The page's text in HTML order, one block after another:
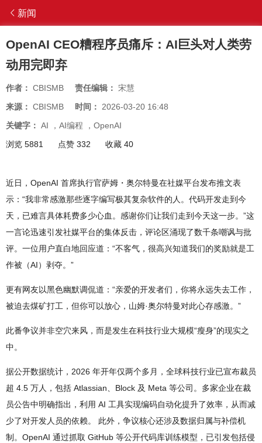
新闻
OpenAI CEO糟程序员痛斥：AI巨头对人类劳
动用完即弃
作者： CBISMB 责任编辑： 宋慧
来源： CBISMB 时间： 2026-03-20 16:48
关键字： AI ， AI编程 ， OpenAI
浏览 5881
点赞 332 收藏 40
近日，OpenAI 首席执行官萨姆・奥尔特曼在社媒平台发布推文表
示：“我非常感激那些逐字编写极其复杂软件的人。代码开发走到今
天，已难言具体耗费多少心血。感谢你们让我们走到今天这一步。”这
一言论迅速引发社媒平台的集体反击，评论区涌现了数千条嘲讽与批
评。一位用户直白地回应道：“不客气，很高兴知道我们的奖励就是工
作被（AI）剥夺。”
更有网友以黑色幽默调侃道：“亲爱的开发者们，你将永远失去工作，
被迫去煤矿打工，但你可以放心，山姆·奥尔特曼对此心存感激。”
此番争议并非空穴来风，而是发生在科技行业大规模“瘦身”的现实之
中。
据公开数据统计，2026 年开年仅两个多月，全球科技行业已宣布裁员
超 4.5 万人，包括 Atlassian、Block 及 Meta 等公司。多家企业在裁
员公告中明确指出，利用 AI 工具实现编码自动化提升了效率，从而减
少了对开发人员的依赖。 此外，争议核心还涉及数据归属与补偿机
制。OpenAI 通过抓取 GitHub 等公开代码库训练模型，已引发包括侵